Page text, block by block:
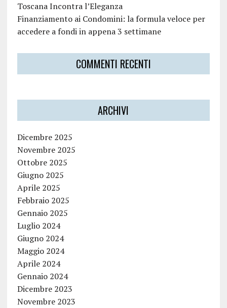
Toscana Incontra l’Eleganza
Finanziamento ai Condomini: la formula veloce per
accedere a fondi in appena 3 settimane
COMMENTI RECENTI
ARCHIVI
Dicembre 2025
Novembre 2025
Ottobre 2025
Giugno 2025
Aprile 2025
Febbraio 2025
Gennaio 2025
Luglio 2024
Giugno 2024
Maggio 2024
Aprile 2024
Gennaio 2024
Dicembre 2023
Novembre 2023